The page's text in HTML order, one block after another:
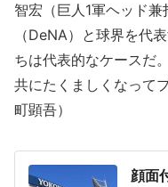
智宏（巨人1軍ヘッド
（DeNA）と球界を代
ちは代表的なケースだ
共にたくましくなって
町顕吾）
顔面